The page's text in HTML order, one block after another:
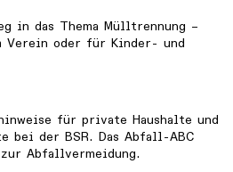
in das Thema Mülltrennung –
oder für Kinder- und
für private Haushalte und
bei der BSR. Das Abfall-ABC
Abfallvermeidung.